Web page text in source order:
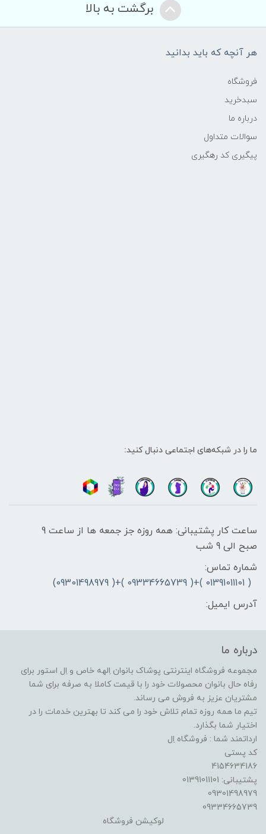
برگشت به بالا
هر آنچه که باید بدانید
فروشگاه
سبدخرید
درباره ما
سوالات متداول
پیگیری کد رهگیری
ما را در شبکه‌های اجتماعی دنبال کنید:
ساعت کار پشتیبانی: همه روزه جز جمعه ها از ساعت 9
صبح الی 9 شب
شماره تماس:
( 01391011101 )+( 09334665739 )+( 09301498979)
آدرس ایمیل:
درباره ما
مجموعه فروشگاه اینترنتی پوشاک بانوان اِلهه خاص و اِل استور برای
رفاه حال بانوان محصولات خود را با قیمت کاملا به صرفه برای شما
مشتریان عزیز به فروش می رساند.
تیم ما همه روزه تمام تلاش خود را می کند تا بهترین خدمات را در
اختیار شما بگذارد.
ارداتمند شما : فروشگاه اِل
کد پستی
4154634186
پشتیبانی: 01391011101
09301498979
09334665739
لوکیشن فروشگاه